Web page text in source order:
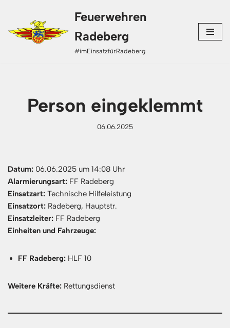
Zum
Inhalt
Feuerwehren
Radeberg
#imEinsatzfürRadeberg
Person eingeklemmt
06.06.2025
Datum: 06.06.2025 um 14:08 Uhr
Alarmierungsart: FF Radeberg
Einsatzart: Technische Hilfeleistung
Einsatzort: Radeberg, Hauptstr.
Einsatzleiter: FF Radeberg
Einheiten und Fahrzeuge:
FF Radeberg: HLF 10
Weitere Kräfte: Rettungsdienst